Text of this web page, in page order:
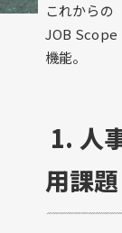
これからの
JOB
機能。
1. 人
用課題